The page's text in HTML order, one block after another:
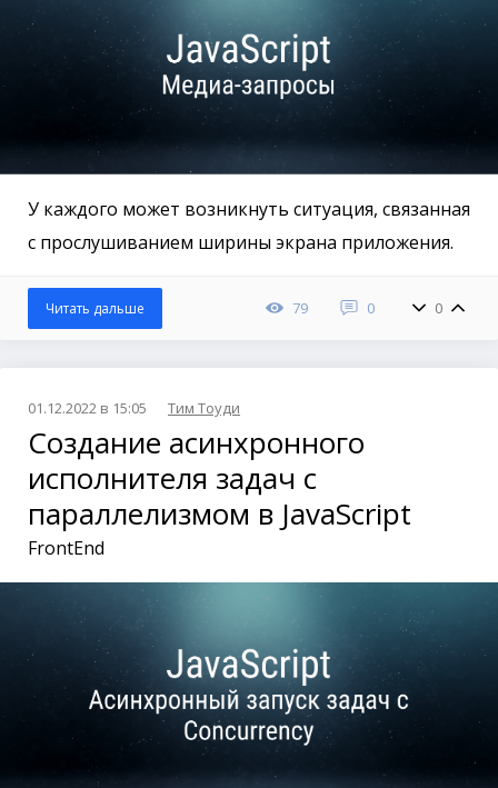
У каждого может возникнуть ситуация, связанная
с прослушиванием ширины экрана приложения.
79 0 0
Читать дальше
01.12.2022 в 15:05 Тим Тоуди
Создание асинхронного
исполнителя задач с
параллелизмом в JavaScript
FrontEnd